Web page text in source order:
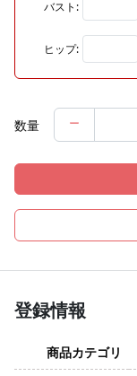
バスト:
ヒップ:
数量
登録情報
商品カテゴリ